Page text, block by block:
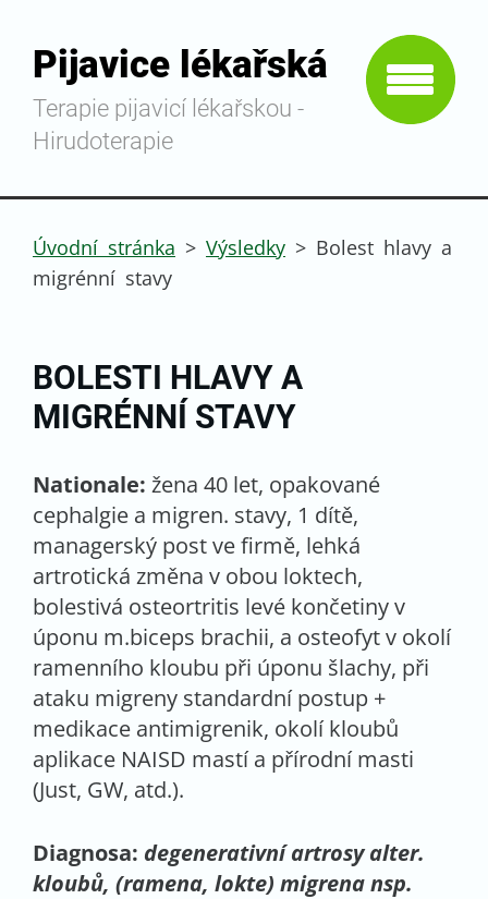
Pijavice lékařská
Terapie pijavicí lékařskou -
Hirudoterapie
Úvodní stránka > Výsledky > Bolest hlavy a
migrénní stavy
BOLESTI HLAVY A
MIGRÉNNÍ STAVY
Nationale: žena 40 let, opakované
cephalgie a migren. stavy, 1 dítě,
managerský post ve firmě, lehká
artrotická změna v obou loktech,
bolestivá osteortritis levé končetiny v
úponu m.biceps brachii, a osteofyt v okolí
ramenního kloubu při úponu šlachy, při
ataku migreny standardní postup +
medikace antimigrenik, okolí kloubů
aplikace NAISD mastí a přírodní masti
(Just, GW, atd.).
Diagnosa: degenerativní artrosy alter.
kloubů, (ramena, lokte) migrena nsp.